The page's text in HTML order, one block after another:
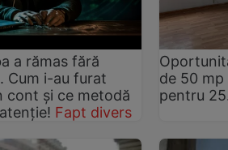
a rămas fără
Cum i-au furat
cont și ce metodă
Fapt divers
de 50 mp
pentru